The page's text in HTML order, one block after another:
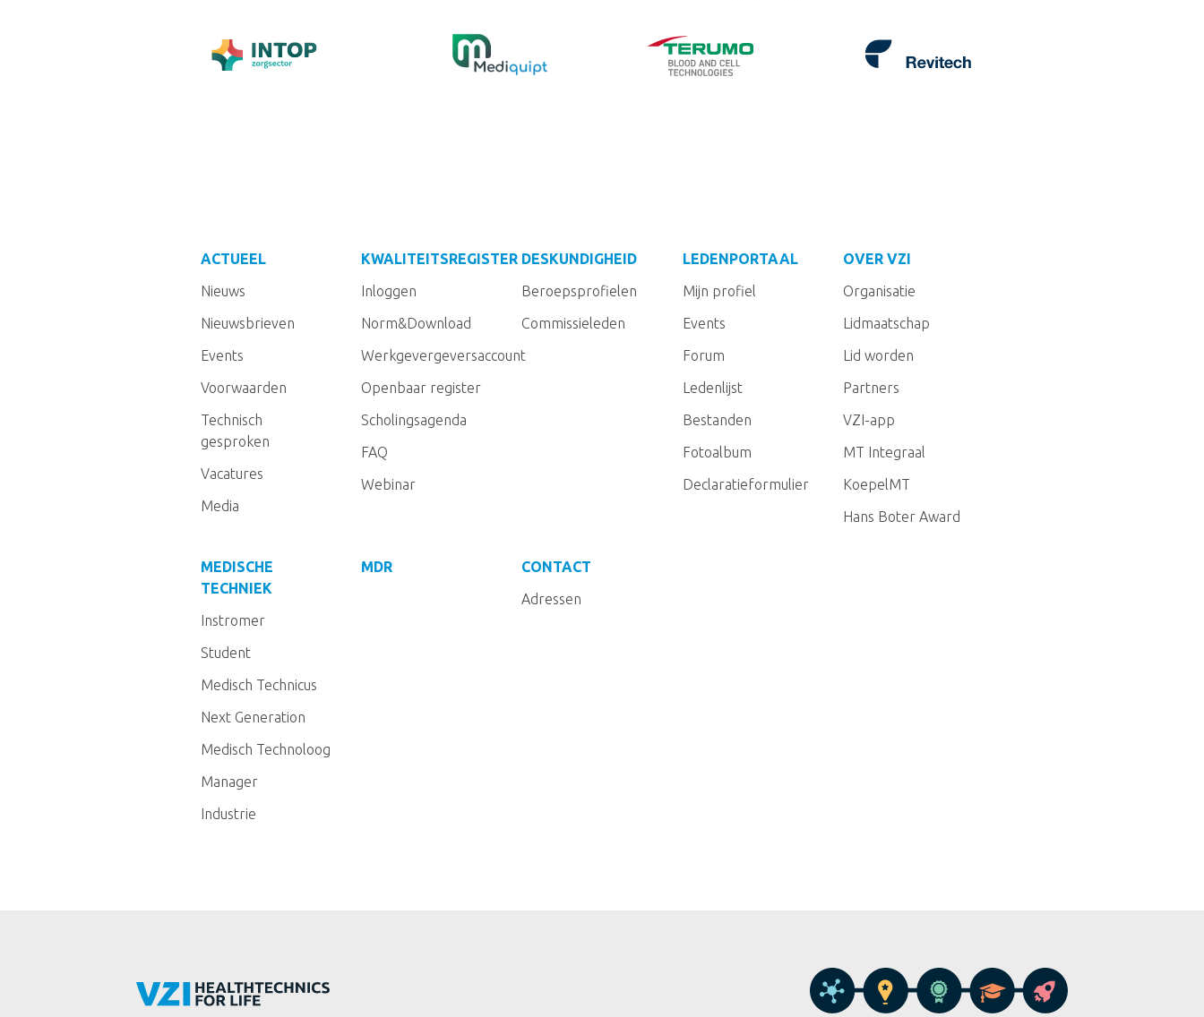
ACTUEEL
Nieuws
Nieuwsbrieven
Events
Voorwaarden
Technisch
gesproken
Vacatures
Media
KWALITEITSREGISTER
Inloggen
Norm&Download
Werkgevergeversaccount
Openbaar register
Scholingsagenda
FAQ
Webinar
DESKUNDIGHEID
Beroepsprofielen
Commissieleden
LEDENPORTAAL
Mijn profiel
Events
Forum
Ledenlijst
Bestanden
Fotoalbum
Declaratieformulier
OVER VZI
Organisatie
Lidmaatschap
Lid worden
Partners
VZI-app
MT Integraal
KoepelMT
Hans Boter Award
MEDISCHE
TECHNIEK
Instromer
Student
Medisch Technicus
Next Generation
Medisch Technoloog
Manager
Industrie
MDR
CONTACT
Adressen